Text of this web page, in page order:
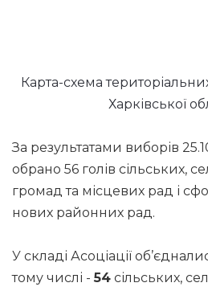
Карта-схема
Харківської
За результатами виборів
обрано 56 голів сільських,
громад та місцевих рад і
нових районних рад.
У складі Асоціації
тому числі -54 сільських,